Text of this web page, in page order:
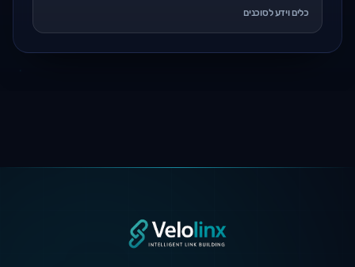
כלים וידע לסוכנים